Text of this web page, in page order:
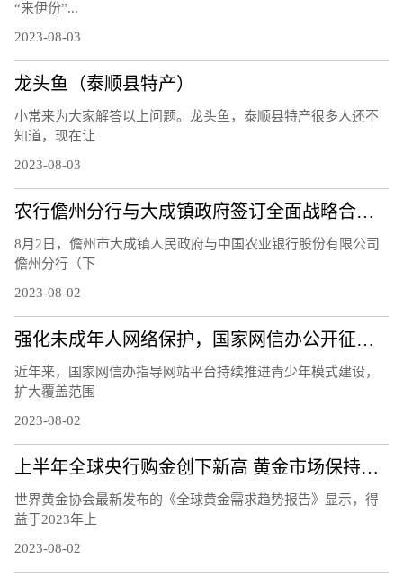
“来伊份”...
2023-08-03
龙头鱼（泰顺县特产）
小常来为大家解答以上问题。龙头鱼，泰顺县特产很多人还不
知道，现在让
2023-08-03
农行儋州分行与大成镇政府签订全面战略合作协议
8月2日，儋州市大成镇人民政府与中国农业银行股份有限公司
儋州分行（下
2023-08-02
强化未成年人网络保护，国家网信办公开征求意见
近年来，国家网信办指导网站平台持续推进青少年模式建设，
扩大覆盖范围
2023-08-02
上半年全球央行购金创下新高 黄金市场保持良好势头
世界黄金协会最新发布的《全球黄金需求趋势报告》显示，得
益于2023年上
2023-08-02